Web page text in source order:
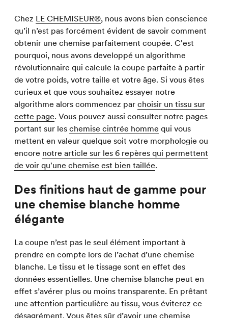
Chez LE CHEMISEUR®, nous avons bien conscience
qu’il n’est pas forcément évident de savoir comment
obtenir une chemise parfaitement coupée. C'est
pourquoi, nous avons developpé un algorithme
révolutionnaire qui calcule la coupe parfaite à partir
de votre poids, votre taille et votre âge. Si vous êtes
curieux et que vous souhaitez essayer notre
algorithme alors commencez par choisir un tissu sur
cette page. Vous pouvez aussi consulter notre pages
portant sur les chemise cintrée homme qui vous
mettent en valeur quelque soit votre morphologie ou
encore notre article sur les 6 repères qui permettent
de voir qu'une chemise est bien taillée.
Des finitions haut de gamme pour
une chemise blanche homme
élégante
La coupe n’est pas le seul élément important à
prendre en compte lors de l’achat d’une chemise
blanche. Le tissu et le tissage sont en effet des
données essentielles. Une chemise blanche peut en
effet s’avérer plus ou moins transparente. En prêtant
une attention particulière au tissu, vous éviterez ce
désagrément. Vous êtes sûr d’avoir une chemise